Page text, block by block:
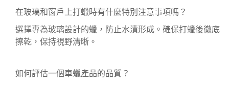
在玻璃和窗戶上打蠟時有什麼特別注意事項嗎？
選擇專為玻璃設計的蠟，防止水漬形成。確保打蠟後徹底
擦乾，保持視野清晰。
如何評估一個車蠟產品的品質？